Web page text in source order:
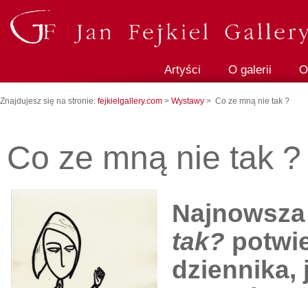
Artyści O galerii
Znajdujesz się na stronie: fejkielgallery.com > Wystawy > Co ze mną nie tak ?
Co ze mną nie tak ?
tak?
dziennika,